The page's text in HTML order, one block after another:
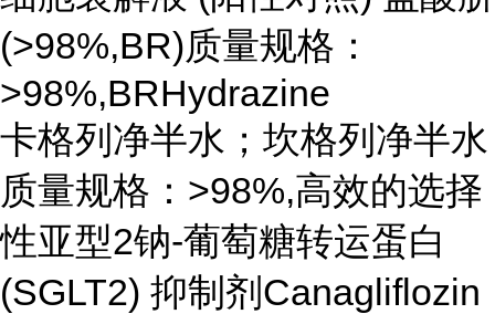
(>98%,BR)质量规格：
>98%,BRHydrazine
卡格列净半水；坎格列净半水
质量规格：>98%,高效的选择
性亚型2钠-葡萄糖转运蛋白
(SGLT2) 抑制剂Canagliflozin